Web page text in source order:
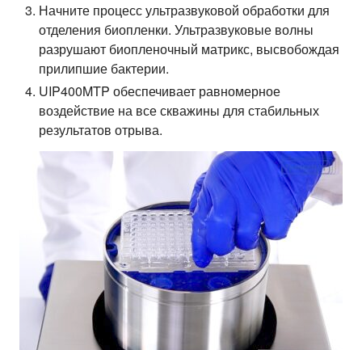
Начните процесс ультразвуковой обработки для
отделения биопленки. Ультразвуковые волны
разрушают биопленочный матрикс, высвобождая
прилипшие бактерии.
UIP400MTP обеспечивает равномерное
воздействие на все скважины для стабильных
результатов отрыва.